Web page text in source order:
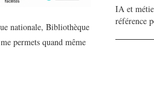
nationale, Bibliothèque
permets quand même
IA et
référence